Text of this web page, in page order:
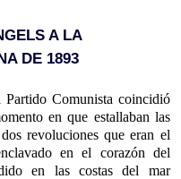
A LA
DE 1893
Comunista coincidió
en que estallaban las
revoluciones que eran el
en el corazón del
en las costas del mar